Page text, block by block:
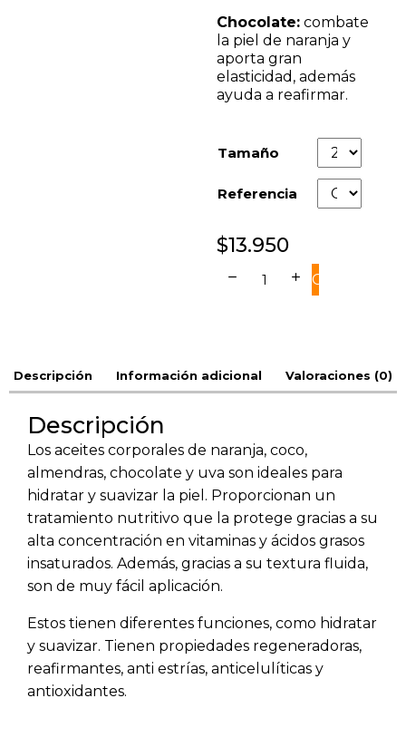
Chocolate: combate
la piel de naranja y
aporta gran
elasticidad, además
ayuda a reafirmar.
Tamaño
Referencia
$13.950
remove add COMPRAR
Descripción Información adicional Valoraciones (0)
Descripción
Los aceites corporales de naranja, coco,
almendras, chocolate y uva son ideales para
hidratar y suavizar la piel. Proporcionan un
tratamiento nutritivo que la protege gracias a su
alta concentración en vitaminas y ácidos grasos
insaturados. Además, gracias a su textura fluida,
son de muy fácil aplicación.
Estos tienen diferentes funciones, como hidratar
y suavizar. Tienen propiedades regeneradoras,
reafirmantes, anti estrías, anticelulíticas y
antioxidantes.